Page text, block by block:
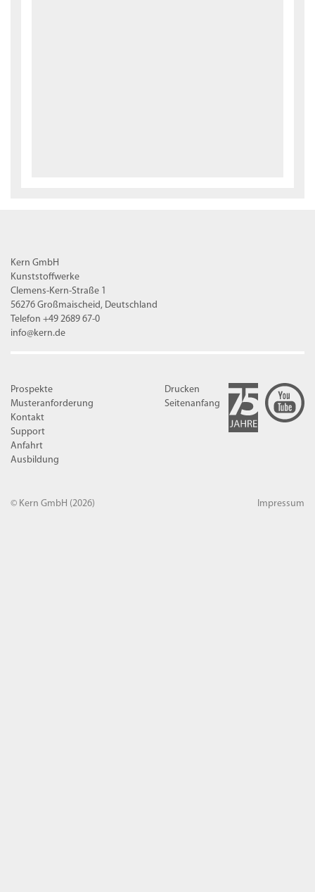
Kern GmbH
Kunststoffwerke
Clemens-Kern-Straße 1
56276 Großmaischeid, Deutschland
Telefon +49 2689 67-0
info@kern.de
Prospekte
Musteranforderung
Kontakt
Support
Anfahrt
Ausbildung
Drucken
Seitenanfang
© Kern GmbH (2026) Impressum